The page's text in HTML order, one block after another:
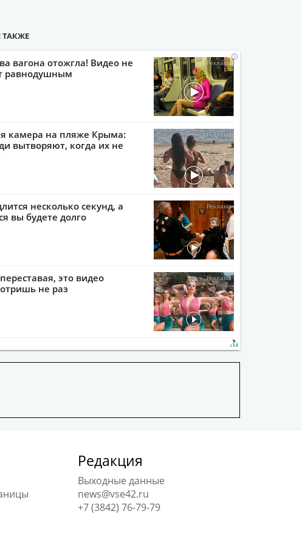
ТАКЖЕ
i
вагона отожгла! Видео не
равнодушным
i
камера на пляже Крыма:
вытворяют, когда их не
i
несколько секунд, а
вы будете долго
i
это видео
не раз
Редакция
Выходные данные
news@vse42.ru
+7 (3842) 76-79-79